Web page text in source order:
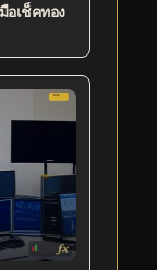
เช็คทอง